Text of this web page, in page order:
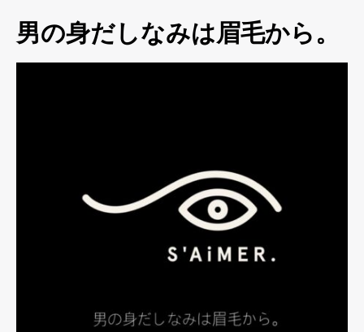
男の身だしなみは眉毛から。